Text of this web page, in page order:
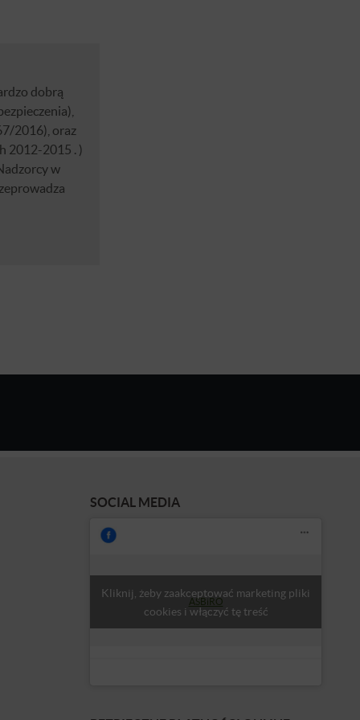
dobrą
2016), oraz
2012-2015 . )
w
SOCIAL MEDIA
ASBiRO
Kliknij, żeby zaakceptować marketing pliki
cookies i włączyć tę treść